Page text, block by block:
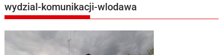
wydzial-komunikacji-wlodawa